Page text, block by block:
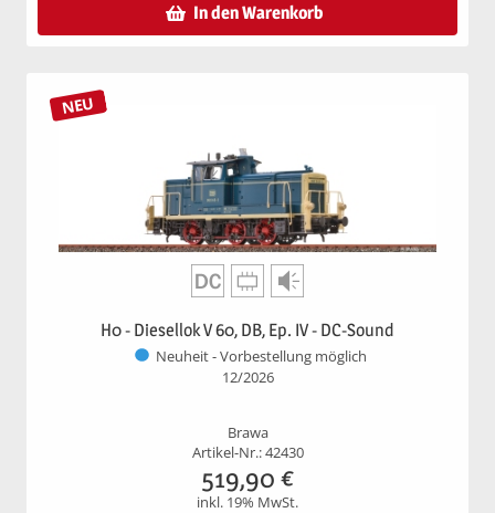
In den Warenkorb
NEU
H0 - Diesellok V 60, DB, Ep. IV - DC-Sound
Neuheit - Vorbestellung möglich
12/2026
Brawa
Artikel-Nr.: 42430
519,90 €
inkl. 19% MwSt.